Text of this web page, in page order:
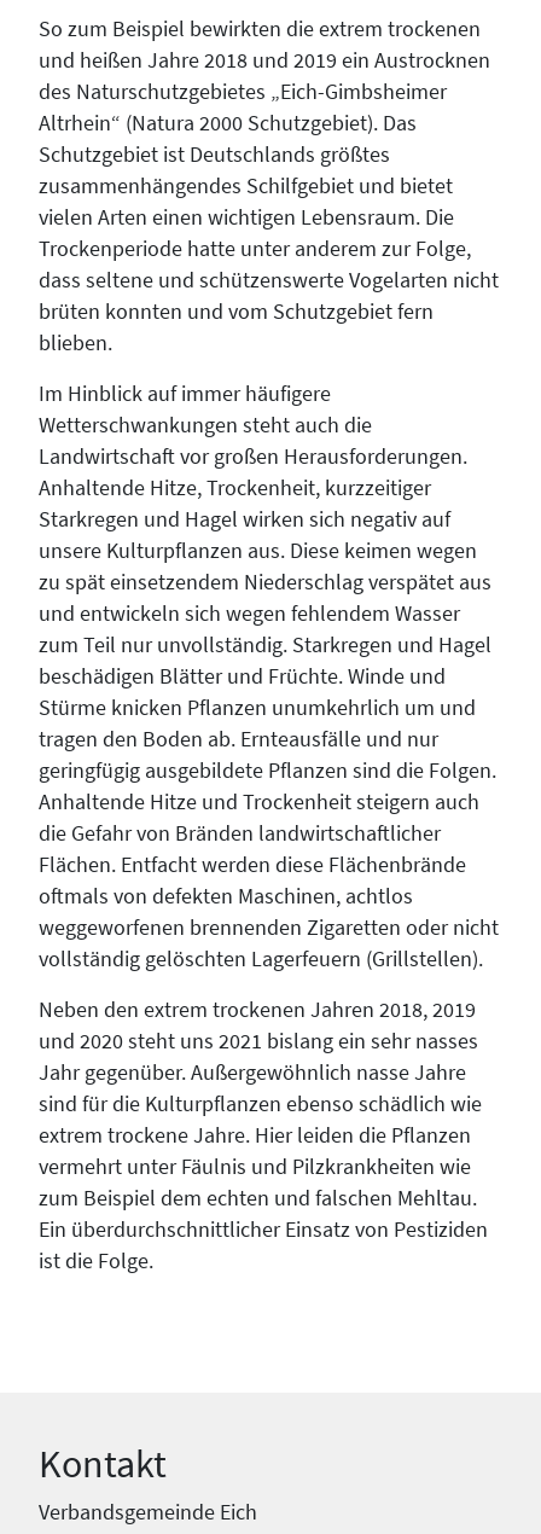
So zum Beispiel bewirkten die extrem trockenen
und heißen Jahre 2018 und 2019 ein Austrocknen
des Naturschutzgebietes „Eich-Gimbsheimer
Altrhein“ (Natura 2000 Schutzgebiet). Das
Schutzgebiet ist Deutschlands größtes
zusammenhängendes Schilfgebiet und bietet
vielen Arten einen wichtigen Lebensraum. Die
Trockenperiode hatte unter anderem zur Folge,
dass seltene und schützenswerte Vogelarten nicht
brüten konnten und vom Schutzgebiet fern
blieben.
Im Hinblick auf immer häufigere
Wetterschwankungen steht auch die
Landwirtschaft vor großen Herausforderungen.
Anhaltende Hitze, Trockenheit, kurzzeitiger
Starkregen und Hagel wirken sich negativ auf
unsere Kulturpflanzen aus. Diese keimen wegen
zu spät einsetzendem Niederschlag verspätet aus
und entwickeln sich wegen fehlendem Wasser
zum Teil nur unvollständig. Starkregen und Hagel
beschädigen Blätter und Früchte. Winde und
Stürme knicken Pflanzen unumkehrlich um und
tragen den Boden ab. Ernteausfälle und nur
geringfügig ausgebildete Pflanzen sind die Folgen.
Anhaltende Hitze und Trockenheit steigern auch
die Gefahr von Bränden landwirtschaftlicher
Flächen. Entfacht werden diese Flächenbrände
oftmals von defekten Maschinen, achtlos
weggeworfenen brennenden Zigaretten oder nicht
vollständig gelöschten Lagerfeuern (Grillstellen).
Neben den extrem trockenen Jahren 2018, 2019
und 2020 steht uns 2021 bislang ein sehr nasses
Jahr gegenüber. Außergewöhnlich nasse Jahre
sind für die Kulturpflanzen ebenso schädlich wie
extrem trockene Jahre. Hier leiden die Pflanzen
vermehrt unter Fäulnis und Pilzkrankheiten wie
zum Beispiel dem echten und falschen Mehltau.
Ein überdurchschnittlicher Einsatz von Pestiziden
ist die Folge.
Kontakt
Verbandsgemeinde Eich